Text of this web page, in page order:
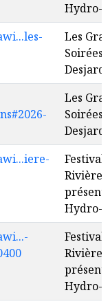
Hydro-
Les
Soirées
Les
Soirées
Festival
Rivière-
Hydro-
Festival
Rivière-
Hydro-